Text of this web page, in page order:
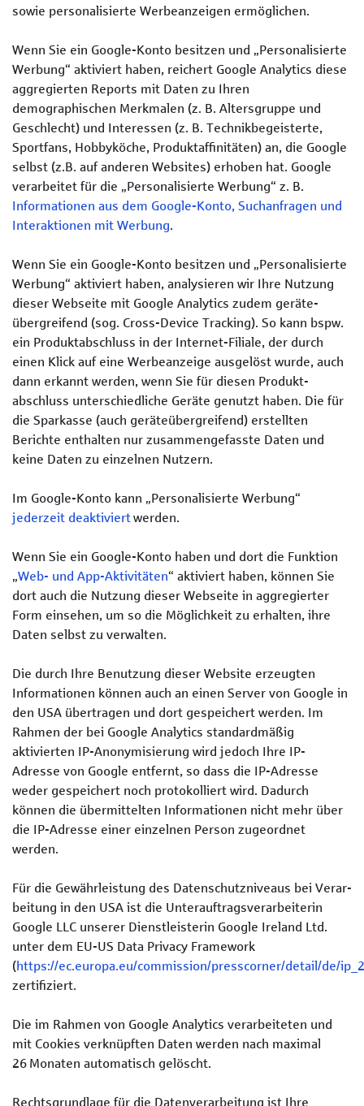
sowie personalisierte Werbe­anzeigen ermöglichen.
Wenn Sie ein Google-Konto besitzen und „Personalisierte
Werbung“ aktiviert haben, reichert Google Analytics diese
aggregierten Reports mit Daten zu Ihren
demographischen Merkmalen (z. B. Alters­gruppe und
Geschlecht) und Interessen (z. B. Technik­begeisterte,
Sportfans, Hobby­köche, Produkt­affinitäten) an, die Google
selbst (z.B. auf anderen Websites) erhoben hat. Google
verarbeitet für die „Personalisierte Werbung“ z. B.
Informationen aus dem Google-Konto, Such­anfragen und
Interaktionen mit Werbung.
Wenn Sie ein Google-Konto besitzen und „Personalisierte
Werbung“ aktiviert haben, analysieren wir Ihre Nutzung
dieser Webseite mit Google Analytics zudem geräte­
übergreifend (sog. Cross-Device Tracking). So kann bspw.
ein Produkt­abschluss in der Internet-Filiale, der durch
einen Klick auf eine Werbe­anzeige ausgelöst wurde, auch
dann erkannt werden, wenn Sie für diesen Produkt­
abschluss unterschiedliche Geräte genutzt haben. Die für
die Sparkasse (auch geräte­übergreifend) erstellten
Berichte enthalten nur zusammen­gefasste Daten und
keine Daten zu einzelnen Nutzern.
Im Google-Konto kann „Personalisierte Werbung“
jederzeit deaktiviertwerden.
Wenn Sie ein Google-Konto haben und dort die Funktion
„Web- und App-Aktivitäten“ aktiviert haben, können Sie
dort auch die Nutzung dieser Webseite in aggregierter
Form einsehen, um so die Möglichkeit zu erhalten, ihre
Daten selbst zu verwalten.
Die durch Ihre Benutzung dieser Website erzeugten
Informationen können auch an einen Server von Google in
den USA übertragen und dort gespeichert werden. Im
Rahmen der bei Google Analytics standardmäßig
aktivierten IP-Anonymisierung wird jedoch Ihre IP-
Adresse von Google entfernt, so dass die IP-Adresse
weder gespeichert noch protokolliert wird. Dadurch
können die übermittelten Informationen nicht mehr über
die IP-Adresse einer einzelnen Person zugeordnet
werden.
Für die Gewähr­leistung des Daten­schutz­niveaus bei Ver­ar­
beitung in den USA ist die Unter­auftrags­verarbeiterin
Google LLC unserer Dienstleisterin Google Ireland Ltd.
unter dem EU-US Data Privacy Framework
(https://ec.europa.eu/commission/presscorner/detail/de/
zertifiziert.
Die im Rahmen von Google Analytics verarbeiteten und
mit Cookies verknüpften Daten werden nach maximal
26 Monaten automatisch gelöscht.
Rechts­grund­lage für die Daten­verarbeitung ist Ihre